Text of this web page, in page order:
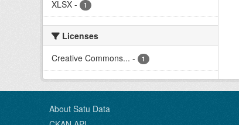
XLSX - 1
Licenses
Creative Commons... - 1
About Satu Data